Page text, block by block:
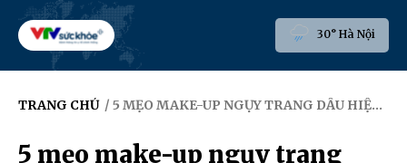
30° Hà Nội
TRANG CHỦ / 5 MẸO MAKE-UP NGỤY TRANG DẤU HIỆU LÃO HÓA
5 mẹo make-up ngụy trang